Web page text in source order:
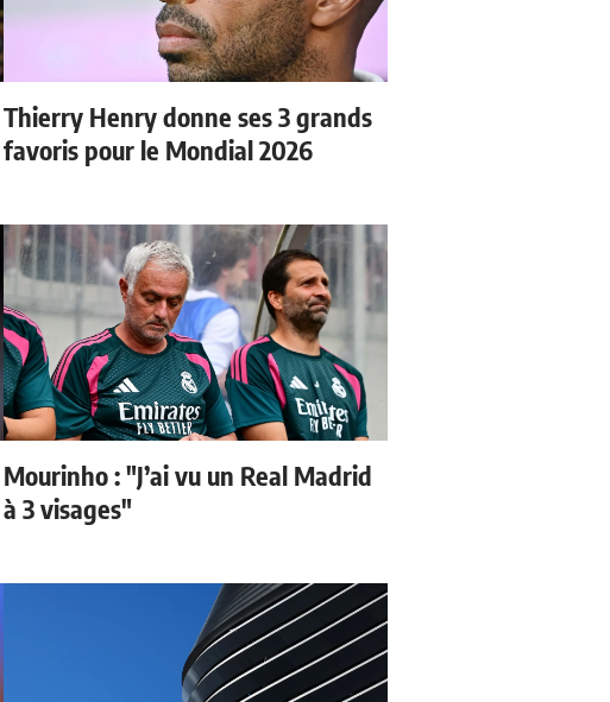
Thierry Henry donne ses 3 grands
favoris pour le Mondial 2026
Mourinho : "J’ai vu un Real Madrid
à 3 visages"